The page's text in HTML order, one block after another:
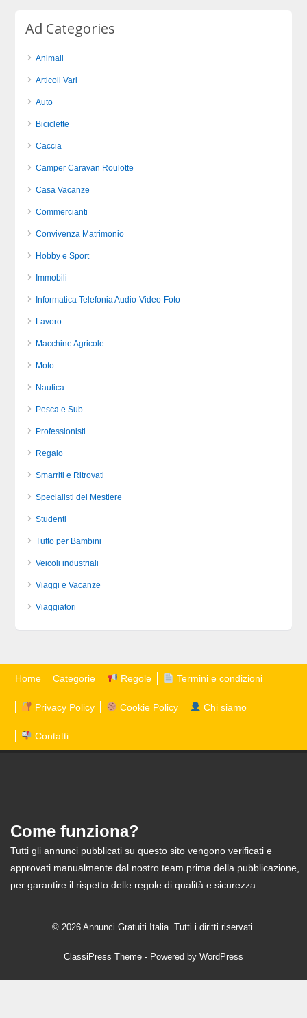
Ad Categories
Animali
Articoli Vari
Auto
Biciclette
Caccia
Camper Caravan Roulotte
Casa Vacanze
Commercianti
Convivenza Matrimonio
Hobby e Sport
Immobili
Informatica Telefonia Audio-Video-Foto
Lavoro
Macchine Agricole
Moto
Nautica
Pesca e Sub
Professionisti
Regalo
Smarriti e Ritrovati
Specialisti del Mestiere
Studenti
Tutto per Bambini
Veicoli industriali
Viaggi e Vacanze
Viaggiatori
Home Categorie Regole Termini e condizioni
Privacy Policy Cookie Policy Chi siamo
Contatti
Come funziona?
Tutti gli annunci pubblicati su questo sito vengono verificati e
approvati manualmente dal nostro team prima della pubblicazione,
per garantire il rispetto delle regole di qualità e sicurezza.
© 2026 Annunci Gratuiti Italia. Tutti i diritti riservati.
ClassiPress Theme - Powered by WordPress